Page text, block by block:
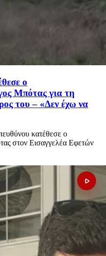
ο
Μπότας για τη
του – «Δεν έχω να
κατέθεσε ο
στον Εισαγγελέα Εφετών